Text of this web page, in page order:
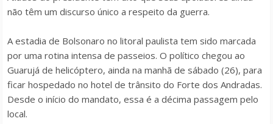
não têm um discurso único a respeito da guerra.
A estadia de Bolsonaro no litoral paulista tem sido marcada
por uma rotina intensa de passeios. O político chegou ao
Guarujá de helicóptero, ainda na manhã de sábado (26), para
ficar hospedado no hotel de trânsito do Forte dos Andradas.
Desde o início do mandato, essa é a décima passagem pelo
local.